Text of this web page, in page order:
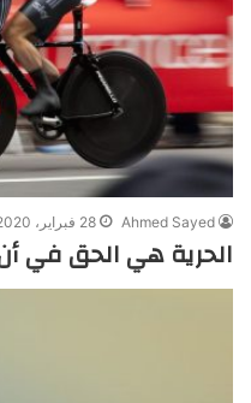
Ahmed Sayed 28 فبراير، 2020
الحرية هي الحق في